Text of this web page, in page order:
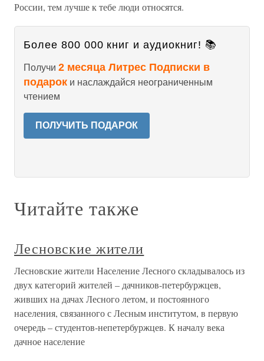
России, тем лучше к тебе люди относятся.
Более 800 000 книг и аудиокниг! 📚
Получи 2 месяца Литрес Подписки в
подарок и наслаждайся неограниченным
чтением
ПОЛУЧИТЬ ПОДАРОК
Читайте также
Лесновские жители
Лесновские жители Население Лесного складывалось из
двух категорий жителей – дачников-петербуржцев,
живших на дачах Лесного летом, и постоянного
населения, связанного с Лесным институтом, в первую
очередь – студентов-непетербуржцев. К началу века
дачное население